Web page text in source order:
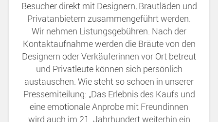
Besucher direkt mit Designern, Brautläden und
Privatanbietern zusammengeführt werden.
Wir nehmen Listungsgebühren. Nach der
Kontaktaufnahme werden die Bräute von den
Designern oder Verkäuferinnen vor Ort betreut
und Privatleute können sich persönlich
austauschen. Wie steht so schoen in unserer
Pressemiteilung: „Das Erlebnis des Kaufs und
eine emotionale Anprobe mit Freundinnen
wird auch im 21. Jahrhundert weiterhin ein